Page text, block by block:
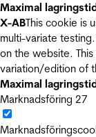
Maximal
X-ABThis cookie is
multi-variate
on the website.
variation/edition of
Maximal
Marknadsföring 27